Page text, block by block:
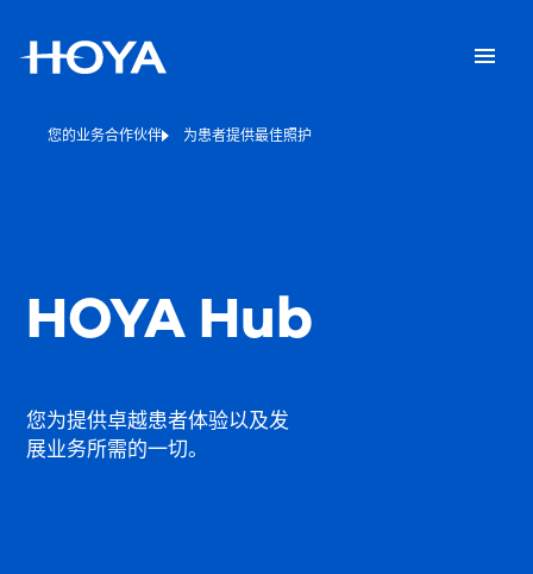
您的业务合作伙伴 为患者提供最佳照护
您为提供卓越患者体验以及发
展业务所需的一切。
HOYA Hub